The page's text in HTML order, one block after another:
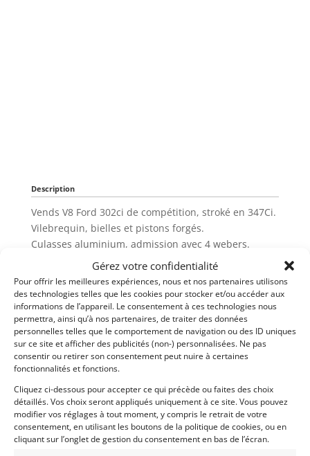
Gérez votre confidentialité
Pour offrir les meilleures expériences, nous et nos partenaires utilisons
des technologies telles que les cookies pour stocker et/ou accéder aux
informations de l’appareil. Le consentement à ces technologies nous
permettra, ainsi qu’à nos partenaires, de traiter des données
personnelles telles que le comportement de navigation ou des ID uniques
sur ce site et afficher des publicités (non-) personnalisées. Ne pas
consentir ou retirer son consentement peut nuire à certaines
fonctionnalités et fonctions.
Cliquez ci-dessous pour accepter ce qui précède ou faites des choix
détaillés. Vos choix seront appliqués uniquement à ce site. Vous pouvez
modifier vos réglages à tout moment, y compris le retrait de votre
consentement, en utilisant les boutons de la politique de cookies, ou en
cliquant sur l’onglet de gestion du consentement en bas de l’écran.
Description
Vends V8 Ford 302ci de compétition, stroké en 347Ci.
Vilebrequin, bielles et pistons forgés.
Culasses aluminium, admission avec 4 webers.
Allumeur MSD, gros carter…
Parfait état.
Partager cette annonce